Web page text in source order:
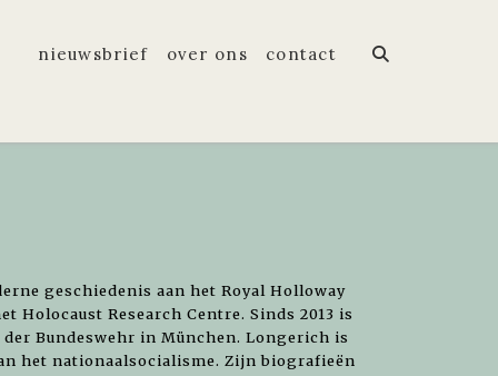
nieuwsbrief over ons contact
geschiedenis aan het Royal Holloway
Holocaust Research Centre. Sinds 2013 is
Bundeswehr in München. Longerich is
het nationaalsocialisme. Zijn biografieën